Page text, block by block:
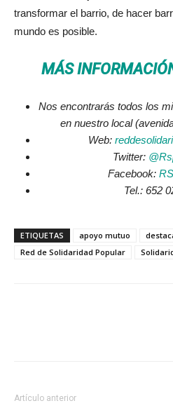
transformar el barrio, de hacer
mundo es posible.
MÁS
Nos encontrarás todos los
en nuestro local
Web:
Twitter:
Facebook:
Tel.: 652
ETIQUETAS apoyo mutuo
Red de Solidaridad Popular
Artículo anterior